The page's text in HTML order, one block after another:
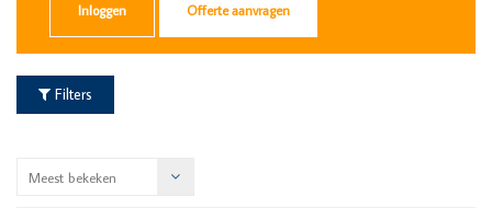
Inloggen Offerte aanvragen
Filters
Meest bekeken